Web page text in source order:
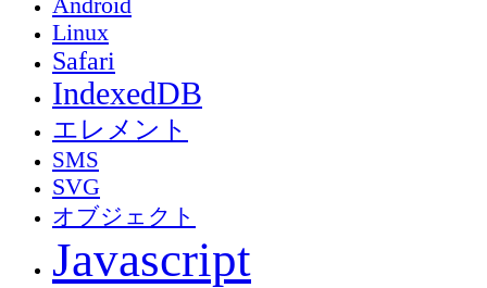
Linux
Safari
IndexedDB
エレメント
SMS
SVG
オブジェクト
Javascript